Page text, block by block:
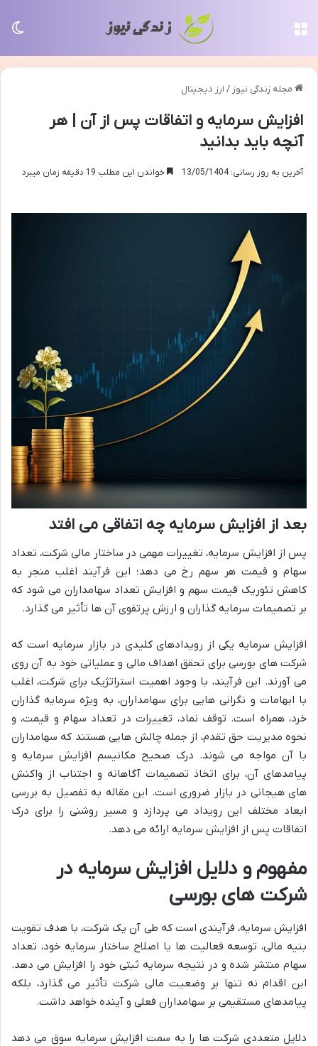
مجله زندگی نیوز / ارز دیجیتال
افزایش سرمایه و اتفاقات پس از آن | هر
آنچه باید بدانید
آخرین به روز رسانی: 13/05/1404 خواندن این مطلب 19 دقیقه زمان میبرد
بعد از افزایش سرمایه چه اتفاقی می افتد
پس از افزایش سرمایه، تغییرات مهمی در ساختار مالی شرکت، تعداد
سهام و قیمت هر سهم رخ می دهد؛ این فرآیند اغلب منجر به
کاهش تئوریک قیمت سهم و افزایش تعداد سهامداران می شود که
بر تصمیمات سرمایه گذاران و ارزش پرتفوی آن ها تأثیر می گذارد.
افزایش سرمایه یکی از رویدادهای کلیدی در بازار سرمایه است که
شرکت های بورسی برای تحقق اهداف مالی و عملیاتی خود به آن روی
می آورند. این فرآیند، با وجود اهمیت استراتژیک برای شرکت، اغلب
با ابهامات و نگرانی هایی برای سهامداران، به ویژه سرمایه گذاران
خرد، همراه است. توقف نماد، تغییرات در تعداد سهام و قیمت، و
نحوه مدیریت حق تقدم، از جمله چالش هایی هستند که سهامداران
با آن مواجه می شوند. درک صحیح مکانیسم افزایش سرمایه و
پیامدهای آن، برای اتخاذ تصمیمات آگاهانه و اجتناب از واکنش
های هیجانی در بازار ضروری است. این مقاله به تفصیل به بررسی
ابعاد مختلف این رویداد می پردازد و مسیر روشنی را برای درک
اتفاقات پس از افزایش سرمایه ارائه می دهد.
مفهوم و دلایل افزایش سرمایه در
شرکت های بورسی
افزایش سرمایه، فرآیندی است که طی آن یک شرکت، با هدف تقویت
بنیه مالی، توسعه فعالیت ها یا اصلاح ساختار سرمایه خود، تعداد
سهام منتشر شده و در نتیجه سرمایه ثبتی خود را افزایش می دهد.
این اقدام نه تنها بر وضعیت مالی شرکت تأثیر می گذارد، بلکه
پیامدهای مستقیمی بر سهامداران فعلی و آینده خواهد داشت.
دلایل متعددی شرکت ها را به سمت افزایش سرمایه سوق می دهد